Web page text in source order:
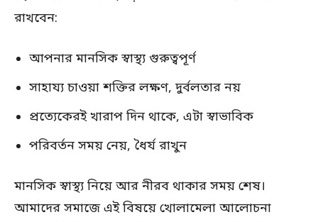
রাখবেন:
আপনার মানসিক স্বাস্থ্য গুরুত্বপূর্ণ
সাহায্য চাওয়া শক্তির লক্ষণ, দুর্বলতার নয়
প্রত্যেকেরই খারাপ দিন থাকে, এটা স্বাভাবিক
পরিবর্তন সময় নেয়, ধৈর্য রাখুন
মানসিক স্বাস্থ্য নিয়ে আর নীরব থাকার সময় শেষ।
আমাদের সমাজে এই বিষয়ে খোলামেলা আলোচনা